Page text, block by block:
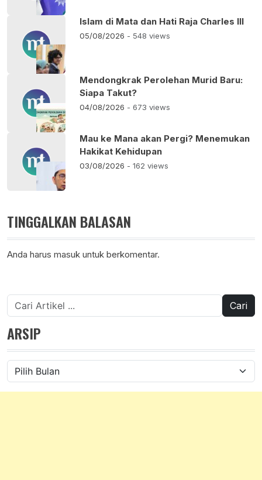
Islam di Mata dan Hati Raja Charles III
05/08/2026 - 548 views
Mendongkrak Perolehan Murid Baru:
Siapa Takut?
04/08/2026 - 673 views
Mau ke Mana akan Pergi? Menemukan
Hakikat Kehidupan
03/08/2026 - 162 views
TINGGALKAN BALASAN
Anda harus masuk untuk berkomentar.
Cari
untuk:
ARSIP
Arsip